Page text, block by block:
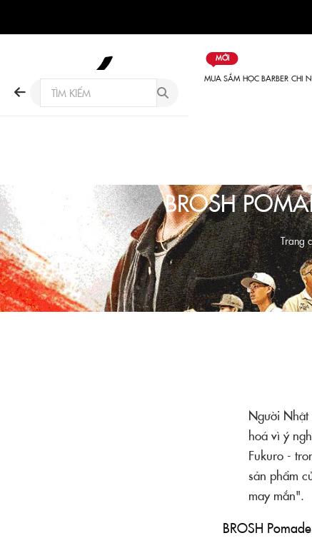
MUA SẮM
MỚI
HỌC BARBER CHI
BROSH
Trang
Người Nhật
hoá vì ý
Fukuro -
sản phẩm
may mắn".
BROSH